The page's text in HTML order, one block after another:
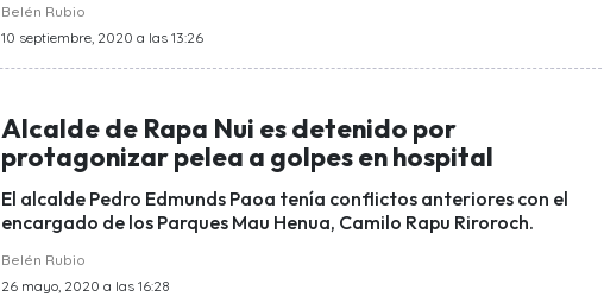
Belén Rubio
10 septiembre, 2020 a las 13:26
Alcalde de Rapa Nui es detenido por
protagonizar pelea a golpes en hospital
El alcalde Pedro Edmunds Paoa tenía conflictos anteriores con el
encargado de los Parques Mau Henua, Camilo Rapu Riroroch.
Belén Rubio
26 mayo, 2020 a las 16:28